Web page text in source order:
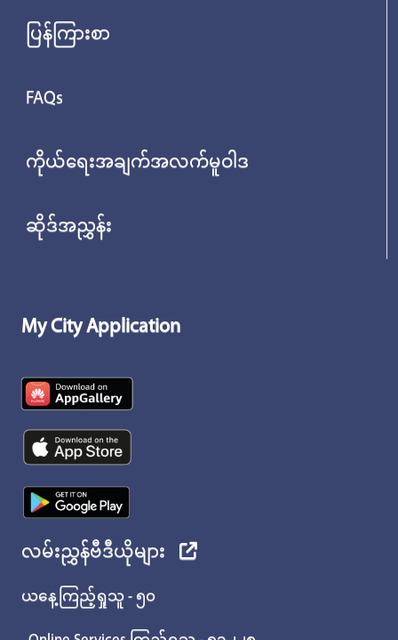
ပြန်ကြားစာ
FAQs
ကိုယ်ရေးအချက်အလက်မူဝါဒ
ဆိုဒ်အညွှန်း
My City Application
လမ်းညွှန်ဗီဒီယိုများ
ယနေ့ကြည့်ရှုသူ - ၅၀